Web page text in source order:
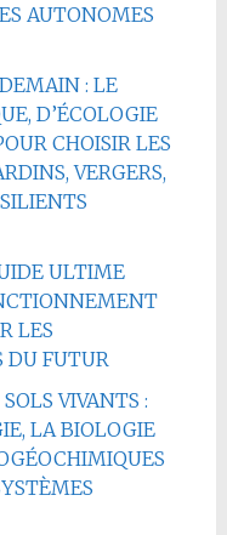
AUTONOMES
: LE
D’ÉCOLOGIE
CHOISIR LES
VERGERS,
ULTIME
LES
DU FUTUR
VIVANTS :
LA BIOLOGIE